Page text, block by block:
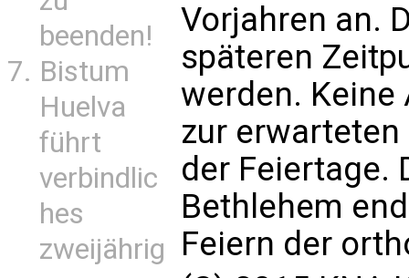
beenden!
Bistum
Huelva
führt
verbindlic
hes
zweijährig
Vorjahren an.
späteren
werden. Keine
zur
der Feiertage.
Bethlehem
Feiern der